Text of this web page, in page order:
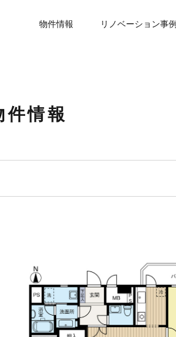
物件情報 リノベーション事例
情報